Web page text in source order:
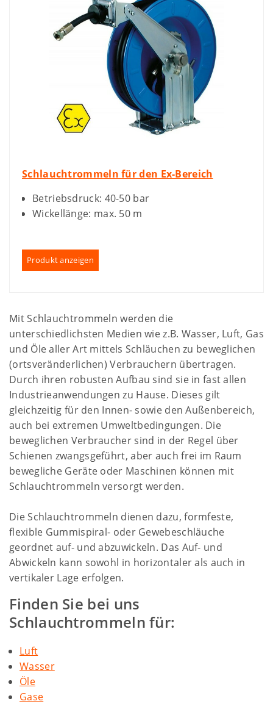
Schlauchtrommeln für den Ex-Bereich
Betriebsdruck: 40-50 bar
Wickellänge: max. 50 m
Produkt anzeigen
Mit Schlauchtrommeln werden die
unterschiedlichsten Medien wie z.B. Wasser, Luft, Gas
und Öle aller Art mittels Schläuchen zu beweglichen
(ortsveränderlichen) Verbrauchern übertragen.
Durch ihren robusten Aufbau sind sie in fast allen
Industrieanwendungen zu Hause. Dieses gilt
gleichzeitig für den Innen- sowie den Außenbereich,
auch bei extremen Umweltbedingungen. Die
beweglichen Verbraucher sind in der Regel über
Schienen zwangsgeführt, aber auch frei im Raum
bewegliche Geräte oder Maschinen können mit
Schlauchtrommeln versorgt werden.
Die Schlauchtrommeln dienen dazu, formfeste,
flexible Gummispiral- oder Gewebeschläuche
geordnet auf- und abzuwickeln. Das Auf- und
Abwickeln kann sowohl in horizontaler als auch in
vertikaler Lage erfolgen.
Finden Sie bei uns
Schlauchtrommeln für:
Luft
Wasser
Öle
Gase